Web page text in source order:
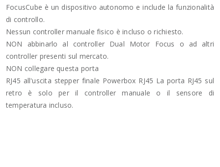
FocusCube è un dispositivo autonomo e include la funzionalità
di controllo.
Nessun controller manuale fisico è incluso o richiesto.
NON abbinarlo al controller Dual Motor Focus o ad altri
controller presenti sul mercato.
NON collegare questa porta
RJ45 all'uscita stepper finale Powerbox RJ45 La porta RJ45 sul
retro è solo per il controller manuale o il sensore di
temperatura incluso.